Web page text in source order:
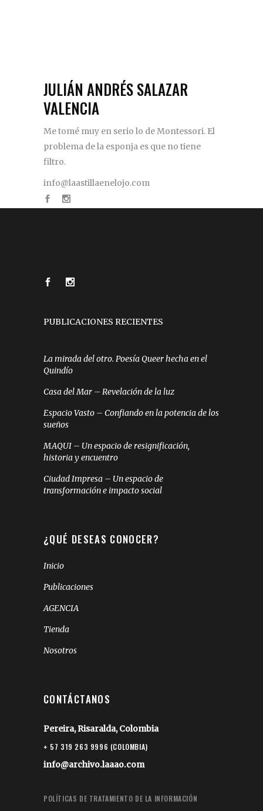
JULIÁN ANDRÉS SALAZAR
VALENCIA
Me tomé muy en serio lo de Montessori. El
problema de la esponja es que no tiene
filtro.
info@laastillaenelojo.com
PUBLICACIONES RECIENTES
La mirada del otro. Poesía Queer hecha en el
Quindío
Casa del Mar – Revelación de la luz
Espacio Vasto – Confiando en la potencia de los
sueños
MAQUI – Un espacio de resignificación,
historia y encuentro
Ciudad Impresa – Un espacio de
transformación e impacto social
¿QUÉ DESEAS CONOCER?
Inicio
Publicaciones
AGENCIA
Tienda
Nosotros
CONTÁCTANOS
Pereira, Risaralda, Colombia
+ 57 319 263 9996 (COLOMBIA)
info@archivo.laaao.com
POLÍTICAS DE TRATAMIENTO DE LA INFORMACIÓN